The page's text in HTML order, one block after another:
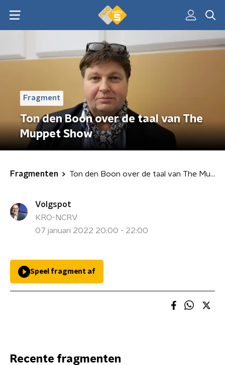
Fragment
Ton den Boon over de taal van The
Muppet Show
Fragmenten Ton den Boon over de taal van The Muppet Show
Volgspot
KRO-NCRV
07 januari 2022 20:00 - 22:00
Speel fragment af
Recente fragmenten